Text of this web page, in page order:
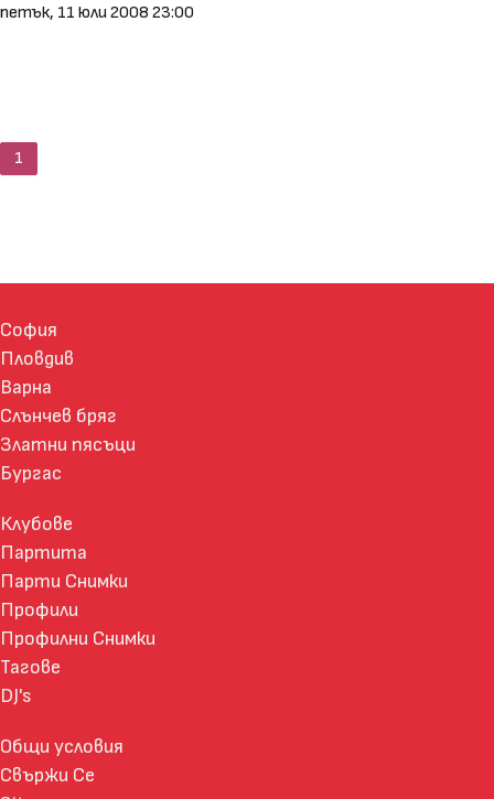
петък, 11 юли 2008 23:00
1
София
Пловдив
Варна
Слънчев бряг
Златни пясъци
Бургас
Клубове
Партита
Парти Снимки
Профили
Профилни Снимки
Тагове
DJ's
Общи условия
Свържи Се